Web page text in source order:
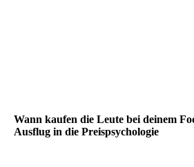
Wann kaufen die Leute bei deinem
Ausflug in die Preispsychologie